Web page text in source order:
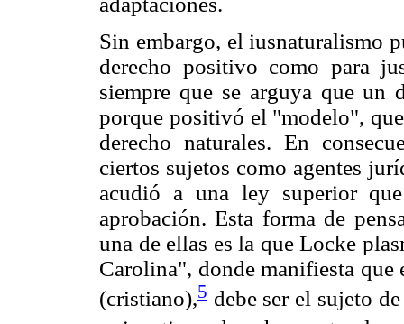
Sin embargo, el iusnaturalismo
derecho positivo como para
siempre que se arguya que un
porque positivó el "modelo",
derecho naturales. En
ciertos sujetos como agentes
acudió a una ley superior
aprobación. Esta forma de
una de ellas es la que Locke
Carolina", donde manifiesta
(cristiano),5 debe ser el sujeto